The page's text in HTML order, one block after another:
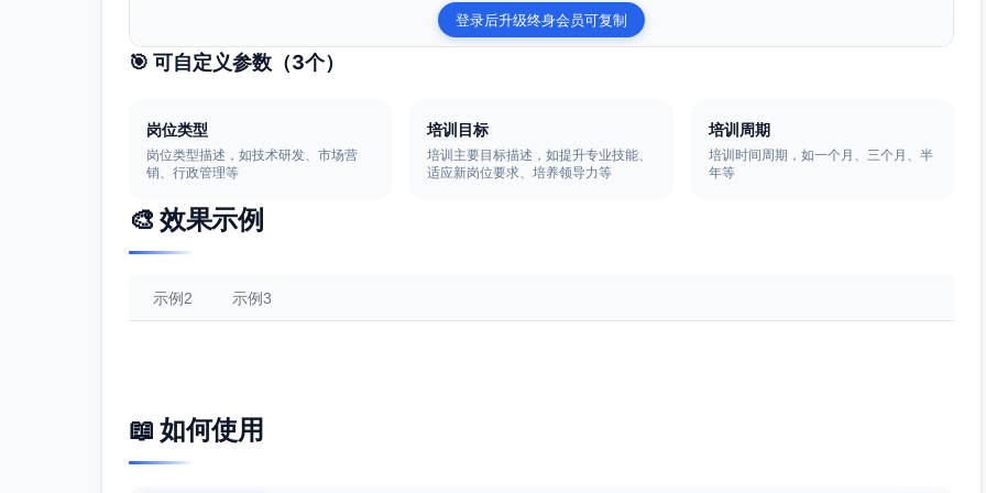
登录后升级终身会员可复制
🎯 可自定义参数（3个）
岗位类型
岗位类型描述，如技术研发、市场营
销、行政管理等
培训目标
培训主要目标描述，如提升专业技能、
适应新岗位要求、培养领导力等
培训周期
培训时间周期，如一个月、三个月、半
年等
🎨 效果示例
示例2 示例3
📖 如何使用